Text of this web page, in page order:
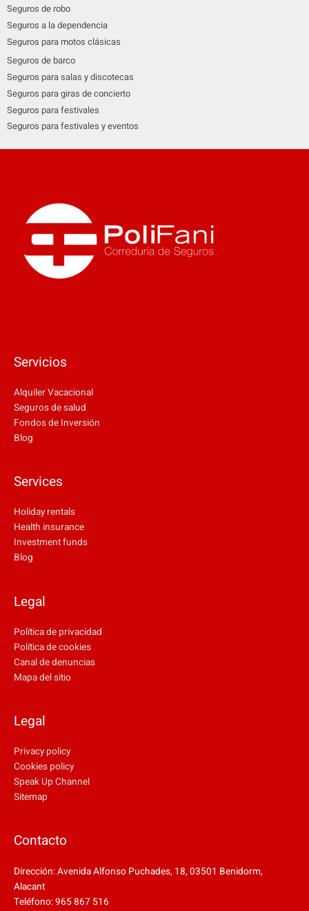
Seguros de robo
Seguros a la dependencia
Seguros para motos clásicas
Seguros de barco
Seguros para salas y discotecas
Seguros para giras de concierto
Seguros para festivales
Seguros para festivales y eventos
Servicios
Alquiler Vacacional
Seguros de salud
Fondos de Inversión
Blog
Services
Holiday rentals
Health insurance
Investment funds
Blog
Legal
Política de privacidad
Política de cookies
Canal de denuncias
Mapa del sitio
Legal
Privacy policy
Cookies policy
Speak Up Channel
Sitemap
Contacto
Dirección: Avenida Alfonso Puchades, 18, 03501 Benidorm,
Alacant
Teléfono: 965 867 516